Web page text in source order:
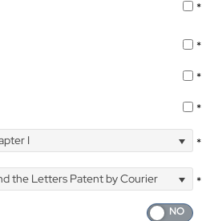
*
*
*
*
I *
the Letters Patent by Courier
*